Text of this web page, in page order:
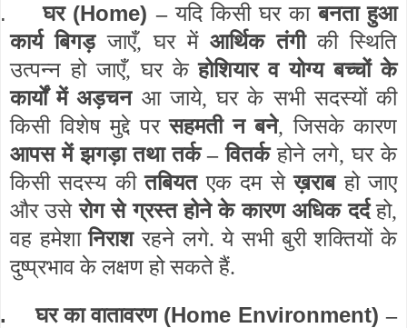
घर (Home)–यदि किसी घर काबनता हुआ
कार्य बिगड़जाएँ, घर में आर्थिक तंगीकी स्थिति
उत्पन्न हो जाएँ, घर केहोशियार व योग्य बच्चों के
कार्यों में अड़चनआ जाये, घर के सभी सदस्यों की
किसी विशेष मुद्दे परसहमती न बने, जिसके कारण
आपस में झगड़ा तथा तर्क – वितर्कहोने लगे, घर के
किसी सदस्य कीतबियतएक दम सेख़राबहो जाए
और उसेरोग से ग्रस्त होने के कारण अधिक दर्दहो,
वह हमेशानिराशरहने लगे. ये सभी बुरी शक्तियों के
दुष्प्रभाव के लक्षण हो सकते हैं.
घर का वातावरण (Home Environment)–